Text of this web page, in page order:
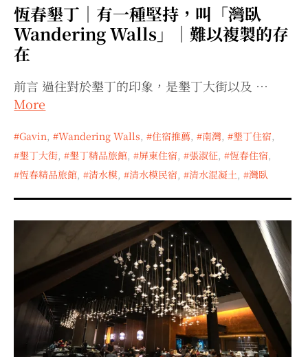
恆春墾丁｜有一種堅持，叫「灣臥
Wandering Walls」｜難以複製的存
在
前言 過往對於墾丁的印象，是墾丁大街以及 …
More
Gavin, Wandering Walls, 住宿推薦, 南灣, 墾丁住宿,
墾丁大街, 墾丁精品旅館, 屏東住宿, 張淑征, 恆春住宿,
恆春精品旅館, 清水模, 清水模民宿, 清水混凝土, 灣臥